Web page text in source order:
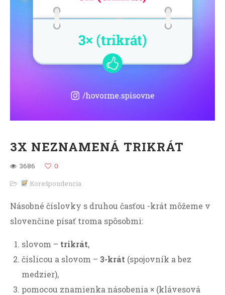
3X NEZNAMENÁ TRIKRÁT
3686
0
Korešpondencia
Násobné číslovky s druhou časťou -krát môžeme v
slovenčine písať troma spôsobmi:
slovom – trikrát,
číslicou a slovom – 3-krát (spojovník a bez
medzier),
pomocou znamienka násobenia × (klávesová